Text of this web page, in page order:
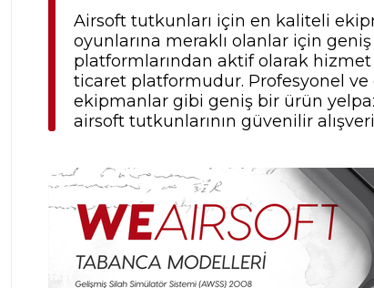
Airsoft tutkunları için en kaliteli
oyunlarına meraklı olanlar için
platformlarından aktif olarak hizmet
ticaret platformudur. Profesyonel
ekipmanlar gibi geniş bir ürün
airsoft tutkunlarının güvenilir